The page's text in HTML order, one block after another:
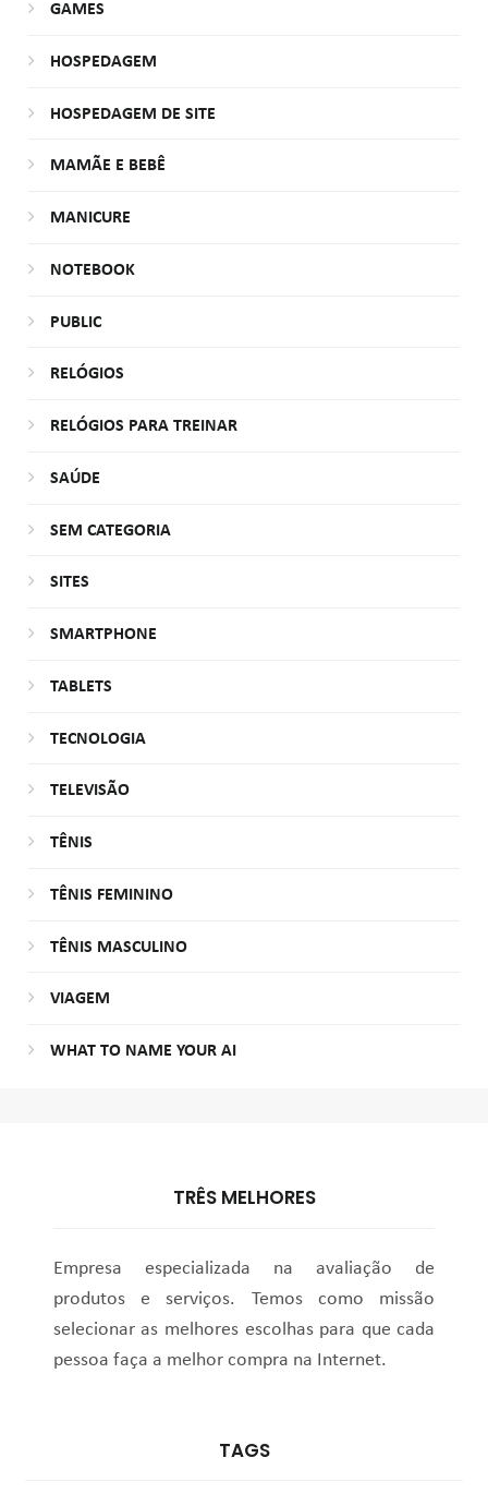
GAMES
HOSPEDAGEM
HOSPEDAGEM DE SITE
MAMÃE E BEBÊ
MANICURE
NOTEBOOK
PUBLIC
RELÓGIOS
RELÓGIOS PARA TREINAR
SAÚDE
SEM CATEGORIA
SITES
SMARTPHONE
TABLETS
TECNOLOGIA
TELEVISÃO
TÊNIS
TÊNIS FEMININO
TÊNIS MASCULINO
VIAGEM
WHAT TO NAME YOUR AI
TRÊS MELHORES
Empresa especializada na avaliação de
produtos e serviços. Temos como missão
selecionar as melhores escolhas para que cada
pessoa faça a melhor compra na Internet.
TAGS